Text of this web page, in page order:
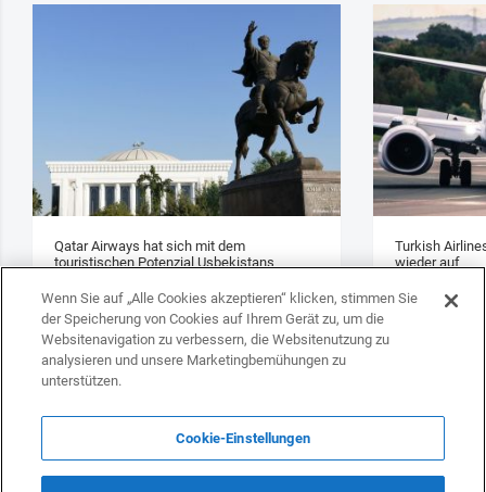
Qatar Airways hat sich mit dem
touristischen Potenzial Usbekistans
Turkish
wieder auf
Wenn Sie auf „Alle Cookies akzeptieren“ klicken, stimmen Sie
der Speicherung von Cookies auf Ihrem Gerät zu, um die
Websitenavigation zu verbessern, die Websitenutzung zu
analysieren und unsere Marketingbemühungen zu
unterstützen.
Cookie-Einstellungen